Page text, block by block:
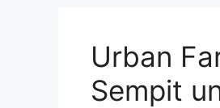
Urban
Sempit